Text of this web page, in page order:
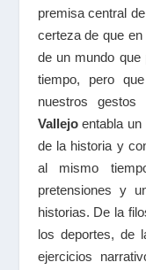
premisa central
certeza de que
de un mundo que
tiempo, pero
nuestros
Vallejoentabla un
de la historia y
al mismo
pretensiones y
historias. De la
los deportes, de
ejercicios